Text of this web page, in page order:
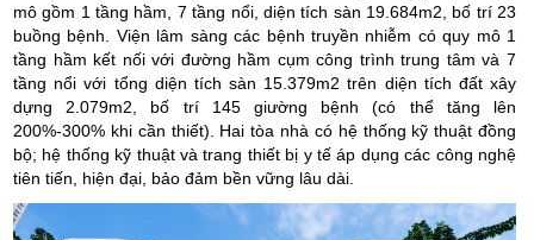
mô gồm 1 tầng hầm, 7 tầng nổi, diện tích sàn 19.684m2, bố trí 23
buồng bệnh. Viện lâm sàng các bệnh truyền nhiễm có quy mô 1
tầng hầm kết nối với đường hầm cụm công trình trung tâm và 7
tầng nổi với tổng diện tích sàn 15.379m2 trên diện tích đất xây
dựng 2.079m2, bố trí 145 giường bệnh (có thể tăng lên
200%-300% khi cần thiết). Hai tòa nhà có hệ thống kỹ thuật đồng
bộ; hệ thống kỹ thuật và trang thiết bị y tế áp dụng các công nghệ
tiên tiến, hiện đại, bảo đảm bền vững lâu dài.